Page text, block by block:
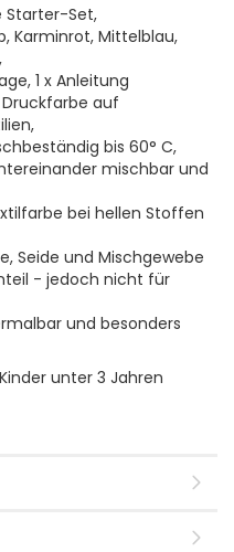
Starter-Set,
Karminrot, Mittelblau,
1 x Anleitung
auf
bis 60° C,
mischbar und
bei hellen Stoffen
Seide und Mischgewebe
- jedoch nicht für
und besonders
unter 3 Jahren